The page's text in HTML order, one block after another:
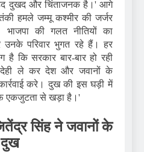
दुखद और चिंताजनक है।' आगे
हमले जम्मू कश्मीर की जर्जर
की गलत नीतियों का
उनके परिवार भुगत रहे हैं। हर
है कि सरकार बार-बार हो रही
ले कर देश और जवानों के
करे। दुख की इस घड़ी में
एकजुटता से खड़ा है।'
सिंह ने जवानों के
दुख